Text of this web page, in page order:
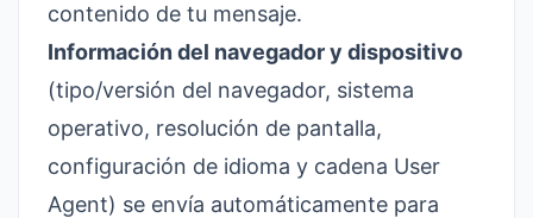
contenido de tu mensaje.
Información del navegador y dispositivo
(tipo/versión del navegador, sistema
operativo, resolución de pantalla,
configuración de idioma y cadena User
Agent) se envía automáticamente para